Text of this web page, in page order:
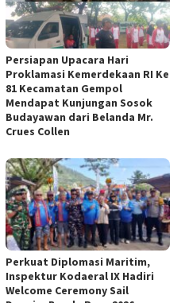
Persiapan Upacara Hari
Proklamasi Kemerdekaan RI Ke
81 Kecamatan Gempol
Mendapat Kunjungan Sosok
Budayawan dari Belanda Mr.
Crues Collen
Perkuat Diplomasi Maritim,
Inspektur Kodaeral IX Hadiri
Welcome Ceremony Sail